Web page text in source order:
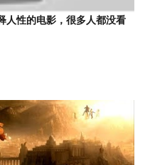
人性的电影，很多人都没看